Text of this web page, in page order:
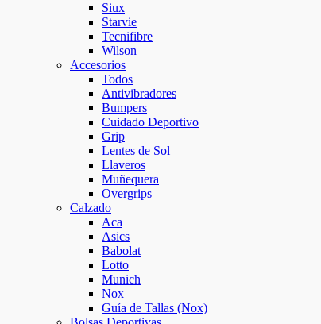
Siux
Starvie
Tecnifibre
Wilson
Accesorios
Todos
Antivibradores
Bumpers
Cuidado Deportivo
Grip
Lentes de Sol
Llaveros
Muñequera
Overgrips
Calzado
Aca
Asics
Babolat
Lotto
Munich
Nox
Guía de Tallas (Nox)